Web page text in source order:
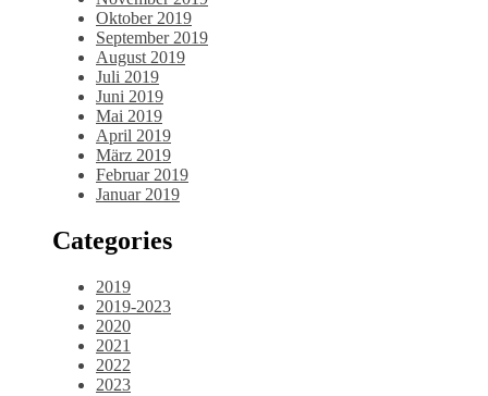
Oktober 2019
September 2019
August 2019
Juli 2019
Juni 2019
Mai 2019
April 2019
März 2019
Februar 2019
Januar 2019
Categories
2019
2019-2023
2020
2021
2022
2023